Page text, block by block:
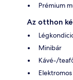
Prémium
Az otthon
Minibár
Kávé-/